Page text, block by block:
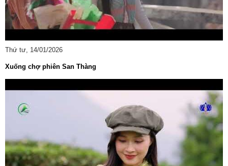
Thứ tư, 14/01/2026
Xuống chợ phiên San Thàng